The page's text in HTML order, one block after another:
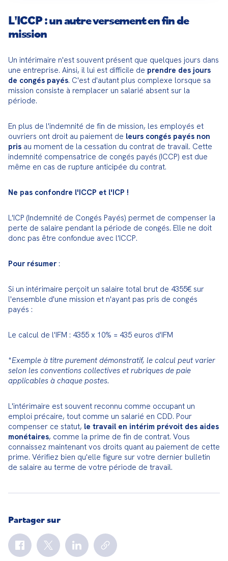
L'ICCP : un autre versement en fin de
mission
Un intérimaire n'est souvent présent que quelques jours dans
une entreprise. Ainsi, il lui est difficile de prendre des jours
de congés payés. C'est d'autant plus complexe lorsque sa
mission consiste à remplacer un salarié absent sur la
période.
En plus de l'indemnité de fin de mission, les employés et
ouvriers ont droit au paiement de leurs congés payés non
pris au moment de la cessation du contrat de travail. Cette
indemnité compensatrice de congés payés (ICCP) est due
même en cas de rupture anticipée du contrat.
Ne pas confondre l'ICCP et l'ICP !
L'ICP (Indemnité de Congés Payés) permet de compenser la
perte de salaire pendant la période de congés. Elle ne doit
donc pas être confondue avec l'ICCP.
Pour résumer :
Si un intérimaire perçoit un salaire total brut de 4355€ sur
l'ensemble d'une mission et n'ayant pas pris de congés
payés :
Le calcul de l'IFM : 4355 x 10% = 435 euros d'IFM
*Exemple à titre purement démonstratif, le calcul peut varier
selon les conventions collectives et rubriques de paie
applicables à chaque postes.
L'intérimaire est souvent reconnu comme occupant un
emploi précaire, tout comme un salarié en CDD. Pour
compenser ce statut, le travail en intérim prévoit des aides
monétaires, comme la prime de fin de contrat. Vous
connaissez maintenant vos droits quant au paiement de cette
prime. Vérifiez bien qu'elle figure sur votre dernier bulletin
de salaire au terme de votre période de travail.
Partager sur